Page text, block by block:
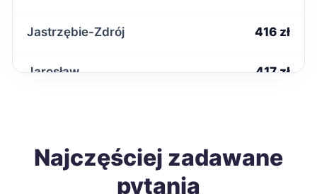
Jastrzębie-Zdrój 416 zł
Jarosław 417 zł
Mielec 421 zł
Najczęściej zadawane
pytania